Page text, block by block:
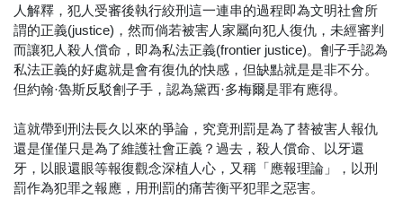
人解釋，犯人受審後執行絞刑這一連串的過程即為文明社會所
謂的正義(justice)，然而倘若被害人家屬向犯人復仇，未經審判
而讓犯人殺人償命，即為私法正義(frontier justice)。劊子手認為
私法正義的好處就是會有復仇的快感，但缺點就是是非不分。
但約翰·魯斯反駁劊子手，認為黛西·多梅爾是罪有應得。
這就帶到刑法長久以來的爭論，究竟刑罰是為了替被害人報仇
還是僅僅只是為了維護社會正義？過去，殺人償命、以牙還
牙，以眼還眼等報復觀念深植人心，又稱「應報理論」，以刑
罰作為犯罪之報應，用刑罰的痛苦衡平犯罪之惡害。